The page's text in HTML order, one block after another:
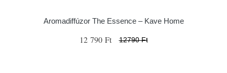
Aromadiffúzor The Essence – Kave Home
12 790 Ft 12790 Ft